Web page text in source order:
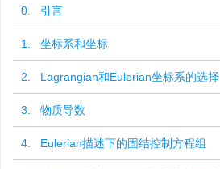
0. 引言
1. 坐标系和坐标
2. Lagrangian和Eulerian坐标系的选择
3. 物质导数
4. Eulerian描述下的固结控制方程组